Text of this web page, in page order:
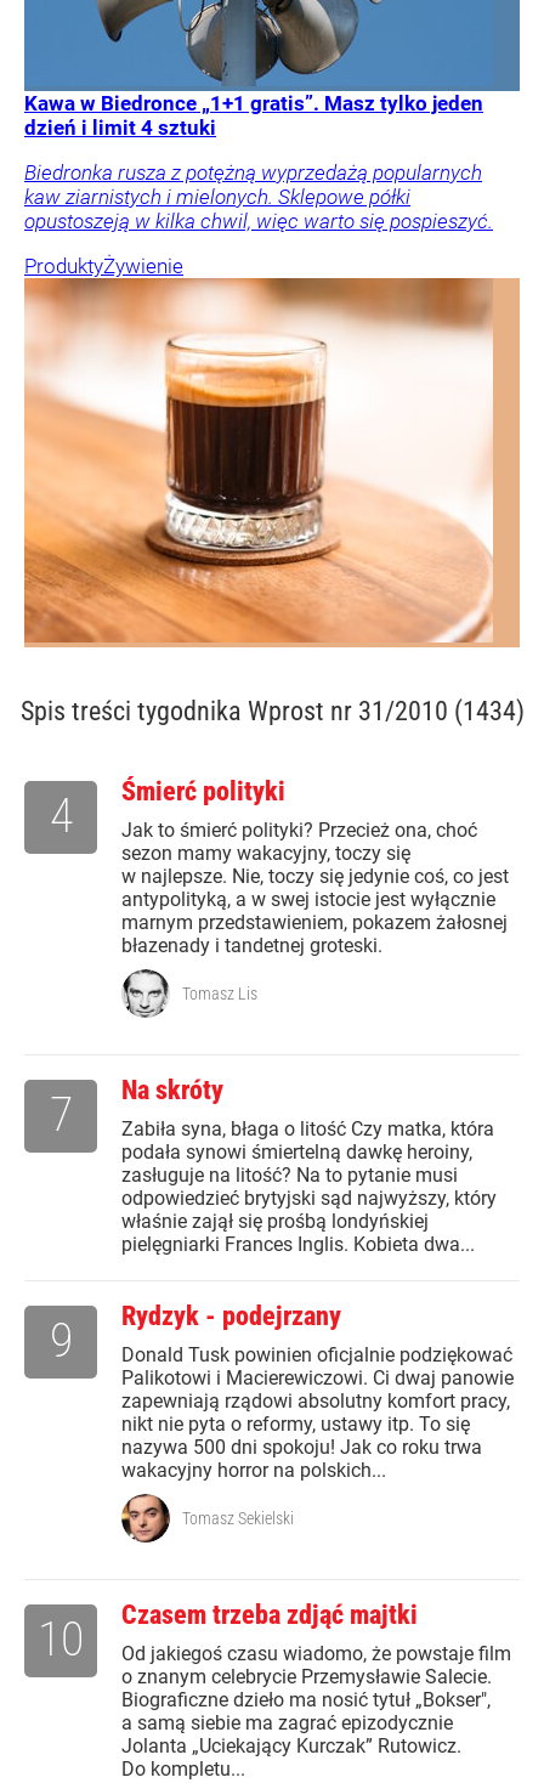
Kawa w Biedronce „1+1 gratis”. Masz tylko jeden
dzień i limit 4 sztuki
Biedronka rusza z potężną wyprzedażą popularnych
kaw ziarnistych i mielonych. Sklepowe półki
opustoszeją w kilka chwil, więc warto się pospieszyć.
ProduktyŻywienie
Spis treści tygodnika Wprost nr 31/2010 (1434)
Śmierć polityki
Jak to śmierć polityki? Przecież ona, choć
sezon mamy wakacyjny, toczy się
w najlepsze. Nie, toczy się jedynie coś, co jest
antypolityką, a w swej istocie jest wyłącznie
marnym przedstawieniem, pokazem żałosnej
błazenady i tandetnej groteski.
4
Tomasz Lis
Na skróty
Zabiła syna, błaga o litość Czy matka, która
podała synowi śmiertelną dawkę heroiny,
zasługuje na litość? Na to pytanie musi
odpowiedzieć brytyjski sąd najwyższy, który
właśnie zajął się prośbą londyńskiej
pielęgniarki Frances Inglis. Kobieta dwa...
7
Rydzyk - podejrzany
Donald Tusk powinien oficjalnie podziękować
Palikotowi i Macierewiczowi. Ci dwaj panowie
zapewniają rządowi absolutny komfort pracy,
nikt nie pyta o reformy, ustawy itp. To się
nazywa 500 dni spokoju! Jak co roku trwa
wakacyjny horror na polskich...
9
Tomasz Sekielski
Czasem trzeba zdjąć majtki
Od jakiegoś czasu wiadomo, że powstaje film
o znanym celebrycie Przemysławie Salecie.
Biograficzne dzieło ma nosić tytuł „Bokser",
a samą siebie ma zagrać epizodycznie
Jolanta „Uciekający Kurczak” Rutowicz.
Do kompletu...
10